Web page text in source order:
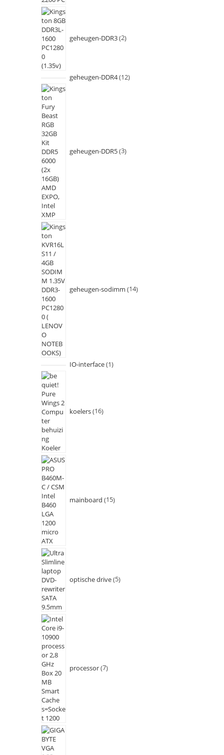
geheugen-DDR3 2
geheugen-DDR4 12
geheugen-DDR5 3
geheugen-sodimm 14
IO-interface 1
koelers 16
mainboard 15
optische drive 5
processor 7